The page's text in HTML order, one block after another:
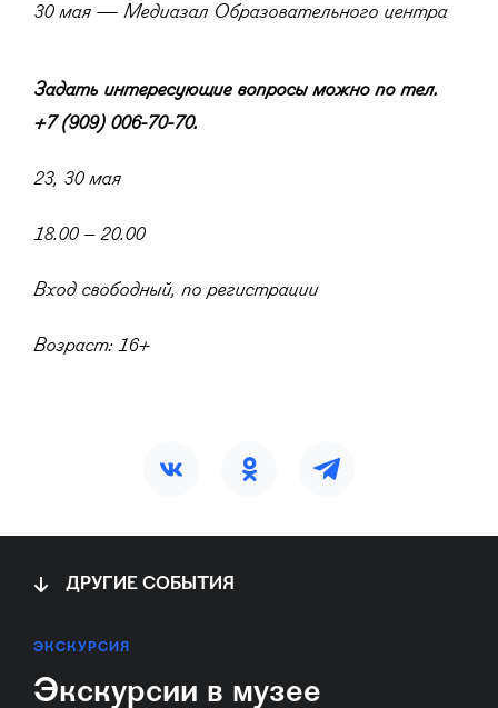
30 мая — Медиазал Образовательного центра
Задать интересующие вопросы можно по тел.
+7 (909) 006-70-70.
23, 30 мая
18.00 – 20.00
Вход свободный, по регистрации
Возраст: 16+
ДРУГИЕ СОБЫТИЯ
ЭКСКУРСИЯ
Экскурсии в музее